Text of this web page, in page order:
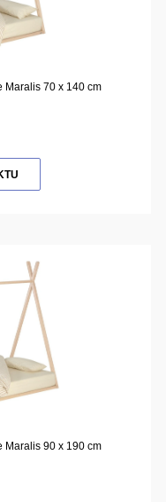
Maralis 70 x 140 cm
Maralis 90 x 190 cm